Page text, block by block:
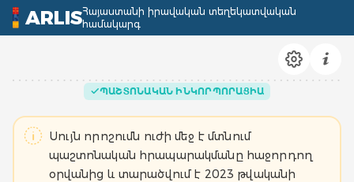
ARLISՀայաստանի իրավական տեղեկատվական
համակարգ
ՊԱՇՏՈՆԱԿԱՆ ԻՆԿՈՐՊՈՐԱՑԻԱ
Սույն որոշումն ուժի մեջ է մտնում
պաշտոնական հրապարակմանը հաջորդող
օրվանից և տարածվում է 2023 թվականի